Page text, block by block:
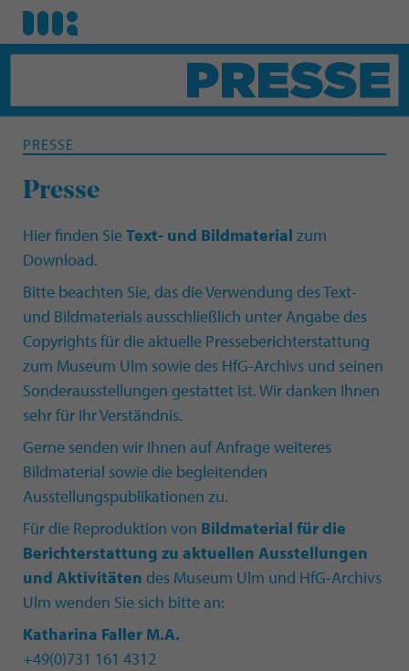
PRESSE
Presse
Hier finden SieText- und Bildmaterial zum
Download.
Bitte beachten Sie, das die Verwendung des Text-
und Bildmaterials ausschließlich unter Angabe des
Copyrights für die aktuelle Presseberichterstattung
zum Museum Ulm sowie des HfG-Archivs und seinen
Sonderausstellungen gestattet ist. Wir danken Ihnen
sehr für Ihr Verständnis.
Gerne senden wir Ihnen auf Anfrage weiteres
Bildmaterial sowie die begleitenden
Ausstellungspublikationen zu.
Für die Reproduktion von Bildmaterial für die
Berichterstattung zu aktuellen Ausstellungen
und Aktivitäten des Museum Ulm und HfG-Archivs
Ulm wenden Sie sich bitte an:
Katharina Faller M.A.
+49(0)731 161 4312